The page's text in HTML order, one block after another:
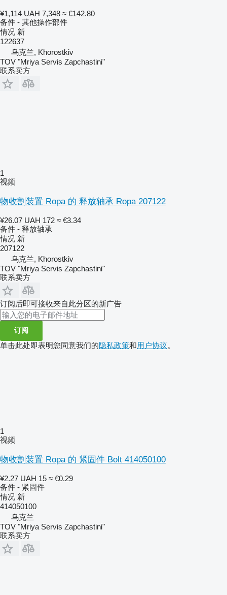
¥1,114 UAH 7,348 ≈ €142.80
备件 - 其他操作部件
情况 新
122637
乌克兰, Khorostkiv
TOV "Mriya Servis Zapchastini"
联系卖方
1
视频
物收割装置 Ropa 的 释放轴承 Ropa 207122
¥26.07 UAH 172 ≈ €3.34
备件 - 释放轴承
情况 新
207122
乌克兰, Khorostkiv
TOV "Mriya Servis Zapchastini"
联系卖方
订阅后即可接收来自此分区的新广告
订阅
单击此处即表明您同意我们的隐私政策和用户协议。
1
视频
物收割装置 Ropa 的 紧固件 Bolt 414050100
¥2.27 UAH 15 ≈ €0.29
备件 - 紧固件
情况 新
414050100
乌克兰
TOV "Mriya Servis Zapchastini"
联系卖方